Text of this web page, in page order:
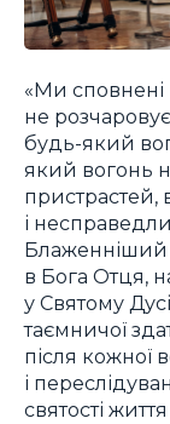
«Ми сповнені
не
будь-який
який вогонь
пристрастей,
і
Блаженніший
в Бога Отця,
у Святому
таємничої
після кожної
і
святості